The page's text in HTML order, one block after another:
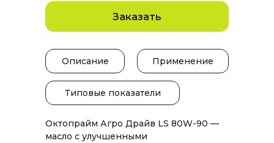
Заказать
Описание Применение
Типовые показатели
Октопрайм Агро Драйв LS 80W-90 —
масло с улучшенными